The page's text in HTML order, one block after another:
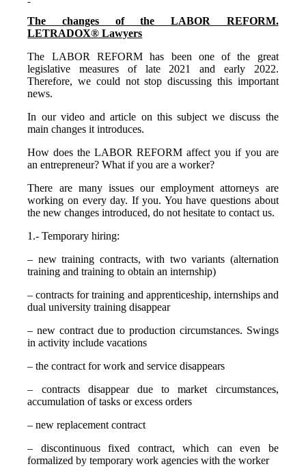
The changes of the LABOR REFORM.
LETRADOX® Lawyers
The LABOR REFORM has been one of the great
legislative measures of late 2021 and early 2022.
Therefore, we could not stop discussing this important
news.
In our video and article on this subject we discuss the
main changes it introduces.
How does the LABOR REFORM affect you if you are
an entrepreneur? What if you are a worker?
There are many issues our employment attorneys are
working on every day. If you. You have questions about
the new changes introduced, do not hesitate to contact us.
1.- Temporary hiring:
– new training contracts, with two variants (alternation
training and training to obtain an internship)
– contracts for training and apprenticeship, internships and
dual university training disappear
– new contract due to production circumstances. Swings
in activity include vacations
– the contract for work and service disappears
– contracts disappear due to market circumstances,
accumulation of tasks or excess orders
– new replacement contract
– discontinuous fixed contract, which can even be
formalized by temporary work agencies with the worker